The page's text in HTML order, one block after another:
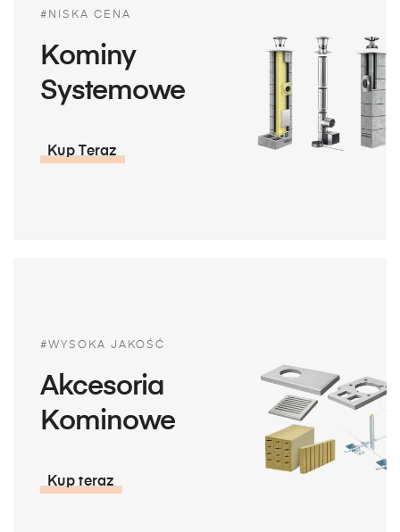
#NISKA CENA
Kominy
Systemowe
Kup Teraz
#WYSOKA JAKOŚĆ
Akcesoria
Kominowe
Kup teraz